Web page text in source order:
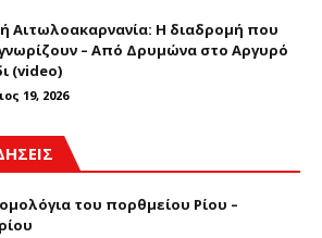
Αιτωλοακαρνανία: Η διαδρομή που
γνωρίζουν – Από Δρυμώνα στο Αργυρό
(video)
19, 2026
του πορθμείου Ρίου –